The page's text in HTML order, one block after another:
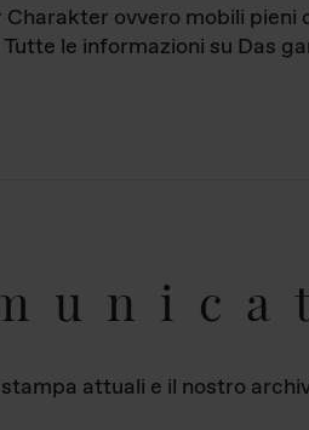
Charakter ovvero mobili
le informazioni su Das
attuali e il nostro